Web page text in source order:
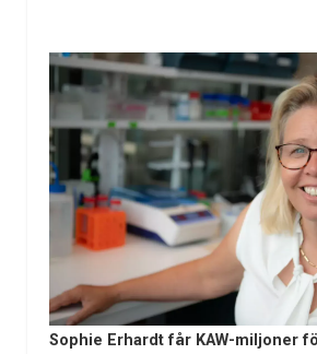
Sophie Erhardt får KAW-miljoner